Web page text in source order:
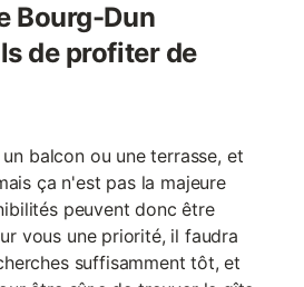
Bourg-Dun
de profiter de
balcon ou une terrasse, et
ça n'est pas la majeure
peuvent donc être
vous une priorité, il faudra
suffisamment tôt, et